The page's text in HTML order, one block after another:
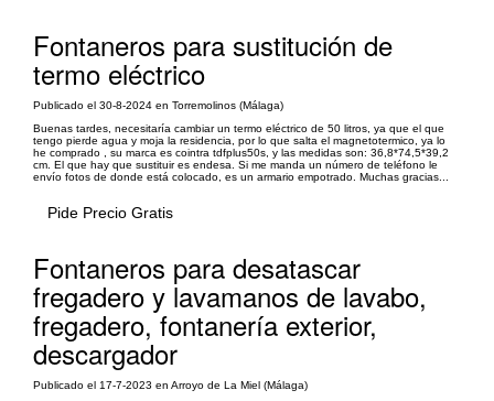
Fontaneros para sustitución de
termo eléctrico
Publicado el 30-8-2024 en Torremolinos (Málaga)
Buenas tardes, necesitaría cambiar un termo eléctrico de 50 litros, ya que el que
tengo pierde agua y moja la residencia, por lo que salta el magnetotermico, ya lo
he comprado , su marca es cointra tdfplus50s, y las medidas son: 36,8*74,5*39,2
cm. El que hay que sustituir es endesa. Si me manda un número de teléfono le
envío fotos de donde está colocado, es un armario empotrado. Muchas gracias...
Pide Precio Gratis
Fontaneros para desatascar
fregadero y lavamanos de lavabo,
fregadero, fontanería exterior,
descargador
Publicado el 17-7-2023 en Arroyo de La Miel (Málaga)